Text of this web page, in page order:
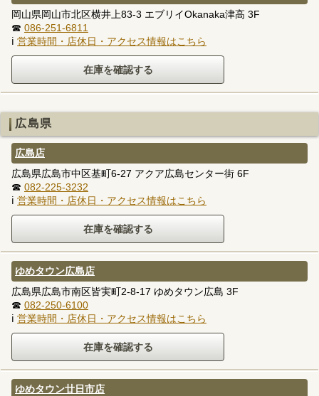
岡山県岡山市北区横井上83-3 エブリイOkanaka津高 3F
☎ 086-251-6811
ℹ 営業時間・店休日・アクセス情報はこちら
広島県
広島店
広島県広島市中区基町6-27 アクア広島センター街 6F
☎ 082-225-3232
ℹ 営業時間・店休日・アクセス情報はこちら
ゆめタウン広島店
広島県広島市南区皆実町2-8-17 ゆめタウン広島 3F
☎ 082-250-6100
ℹ 営業時間・店休日・アクセス情報はこちら
ゆめタウン廿日市店